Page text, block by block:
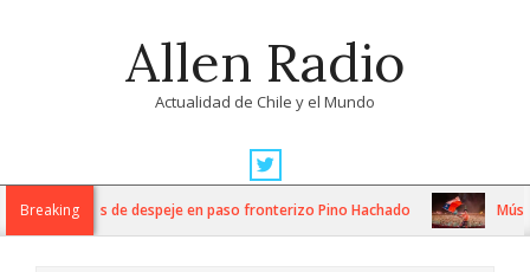
Allen Radio
Actualidad de Chile y el Mundo
Navigation
MenuBreaking
trabajos de despeje en paso fronterizo Pino Hachado